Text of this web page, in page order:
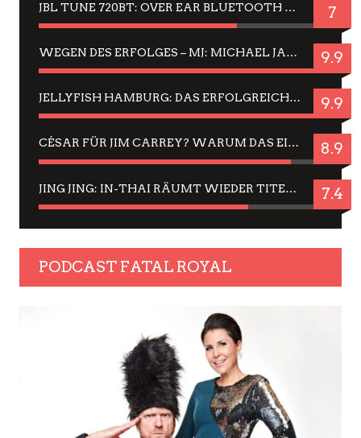
JBL TUNE 720BT: OVER EAR BLUETOOTH KOPFHÖRER UM DIE 50,-€ IM DAUER-TEST 7
WEGEN DES ERFOLGES – MJ: MICHAEL JACKSON MUSICAL IN EINER MATINEE SEHEN 9.9
JELLYFISH HAMBURG: DAS ERFOLGREICHE SOMMER-MENÜ 2025 IN GEFÜHLEN UND BILDERN 9.9
CÉSAR FÜR JIM CARREY? WARUM DAS EINER DER NERVIGSTEN ACTORS IST UND BLEIBT 8.9
JING JING: IN-THAI RÄUMT WIEDER TITEL AB – EIN ZWEI-STUNDEN-ERLEBNISBERICHT 7.4
PODCAST FATAL ROYAL